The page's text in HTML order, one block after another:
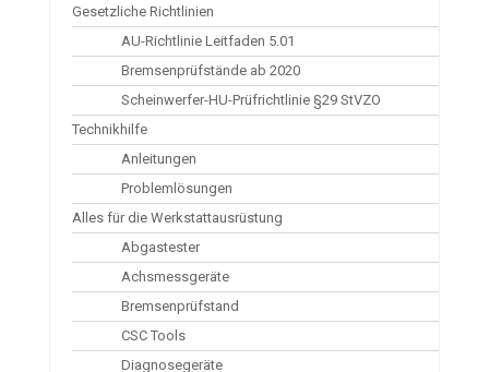
Gesetzliche Richtlinien
AU-Richtlinie Leitfaden 5.01
Bremsenprüfstände ab 2020
Scheinwerfer-HU-Prüfrichtlinie §29 StVZO
Technikhilfe
Anleitungen
Problemlösungen
Alles für die Werkstattausrüstung
Abgastester
Achsmessgeräte
Bremsenprüfstand
CSC Tools
Diagnosegeräte